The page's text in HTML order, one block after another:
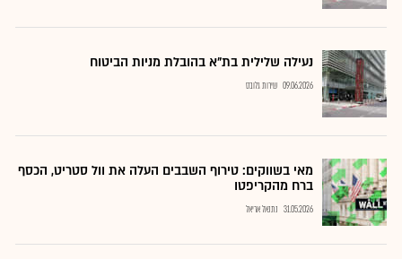
נעילה שלילית בת"א בהובלת מניות הביטוח
09.06.2026 שירות גלובס
מאי בשווקים: טירוף השבבים העלה את וול סטריט, הכסף
ברח מהקריפטו
31.05.2026 נתנאל אריאל